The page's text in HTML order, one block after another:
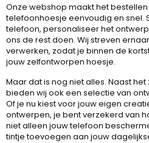
Onze webshop maakt het
telefoonhoesje eenvoudig en snel.
telefoon, personaliseer het
ons de rest doen. Wij streven
verwerken, zodat je binnen de
jouw zelfontworpen hoesje.
Maar dat is nog niet alles. Naast
bieden wij ook een selectie van
Of je nu kiest voor jouw eigen
ontwerpen, je bent verzekerd van
niet alleen jouw telefoon
tintje toevoegen aan jouw